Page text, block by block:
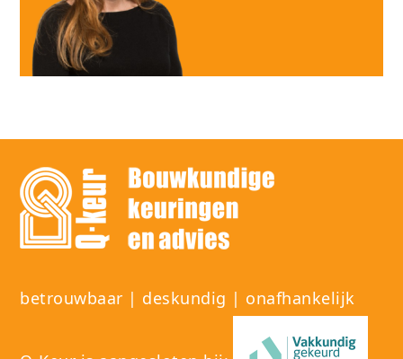
betrouwbaar | deskundig | onafhankelijk